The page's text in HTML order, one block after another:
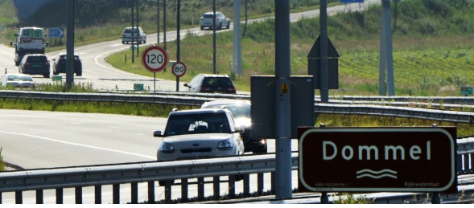
Regionale
versnellingstafel
Beethoven Wonen
VEX-regeling
Nieuwsarchief